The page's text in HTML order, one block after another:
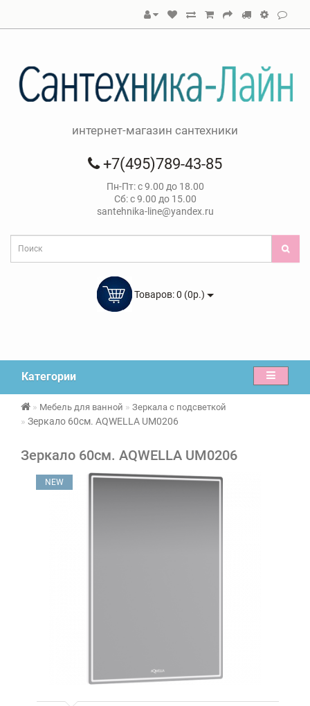
интернет-магазин сантехники
+7(495)789-43-85
Пн-Пт: с 9.00 до 18.00
Сб: с 9.00 до 15.00
santehnika-line@yandex.ru
Товаров: 0 (0р.)
Категории
Мебель для ванной Зеркала с подсветкой
Зеркало 60см. AQWELLA UM0206
Зеркало 60см. AQWELLA UM0206
NEW